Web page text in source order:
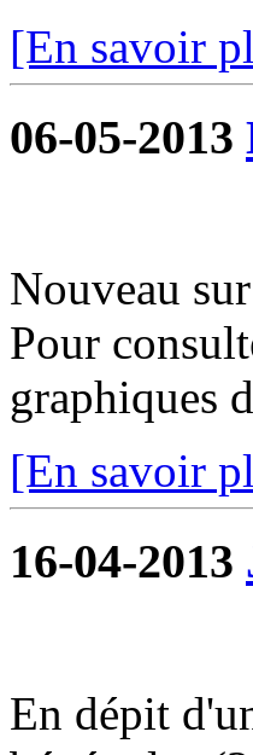
[En savoir
06-05-2013
Nouveau
Pour
graphiques
[En savoir
16-04-2013
En dépit